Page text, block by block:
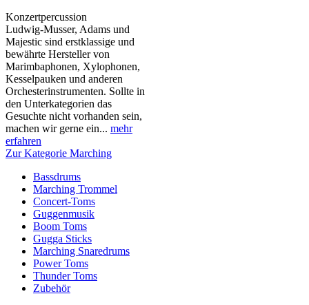
Konzertpercussion
Ludwig-Musser, Adams und
Majestic sind erstklassige und
bewährte Hersteller von
Marimbaphonen, Xylophonen,
Kesselpauken und anderen
Orchesterinstrumenten. Sollte in
den Unterkategorien das
Gesuchte nicht vorhanden sein,
machen wir gerne ein... mehr
erfahren
Zur Kategorie Marching
Bassdrums
Marching Trommel
Concert-Toms
Guggenmusik
Boom Toms
Gugga Sticks
Marching Snaredrums
Power Toms
Thunder Toms
Zubehör